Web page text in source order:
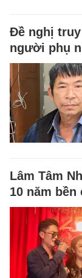
Đề nghị
người phụ
Lâm Tâm
10 năm bền